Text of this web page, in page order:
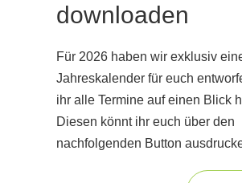
downloaden
Für 2026 haben wir exklusiv
Jahreskalender für euch
ihr alle Termine auf einen Blick
Diesen könnt ihr euch über den
nachfolgenden Button